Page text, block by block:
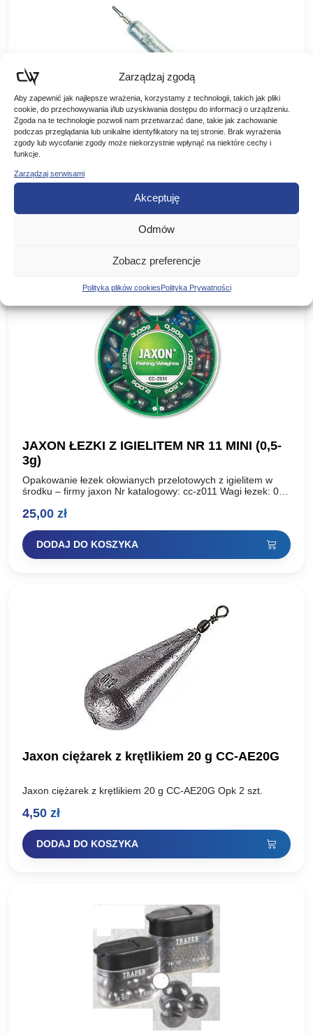
Zarządzaj zgodą
Aby zapewnić jak najlepsze wrażenia, korzystamy z technologii, takich jak pliki
cookie, do przechowywania i/lub uzyskiwania dostępu do informacji o urządzeniu.
Zgoda na te technologie pozwoli nam przetwarzać dane, takie jak zachowanie
podczas przeglądania lub unikalne identyfikatory na tej stronie. Brak wyrażenia
zgody lub wycofanie zgody może niekorzystnie wpłynąć na niektóre cechy i
funkcje.
Zarządzaj serwisami
Akceptuję
Odmów
Zobacz preferencje
Polityka plików cookiesPolityka Prywatności
Jaxon Ciężarek Drop Shot CP-DR
Jaxon Ciężarek Drop Shot CP-DR Ciężarek pałeczka „Drop
Shot” serii CP-DR firmy Jaxon. Opakowanie: – 4 sztuki (5-7
g) – 3 sztuki (10-15 g) –…
Zakres
6,00 zł
do
JAXON ŁEZKI Z IGIELITEM NR 11 MINI (0,5-
3g)
Opakowanie łezek ołowianych przelotowych z igielitem w
środku – firmy jaxon Nr katalogowy: cc-z011 Wagi łezek: 0,5
25,00 zł
DODAJ DO KOSZYKA
Jaxon ciężarek z krętlikiem 20 g CC-AE20G
Jaxon ciężarek z krętlikiem 20 g CC-AE20G Opk 2 szt.
4,50 zł
DODAJ DO KOSZYKA